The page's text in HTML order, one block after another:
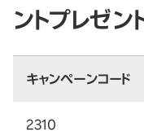
ントプレゼン
キャンペーンコード
2310